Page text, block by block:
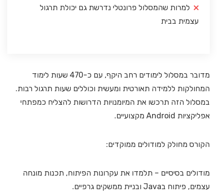
למרות שהמסלול פרונטלי נדרשת גם יכולת תרגול
עצמית בבית
מדובר במסלול לימודים רחב היקף, עם כ-470 שעות לימוד
המחולקות ללמידה תאורטית ומעשית וכוללים שעות תרגול רבות.
במסלול הזה תרכשו את המיומנויות הדרושות להצליח כמפתחי
אפליקציות Android מקצועיים.
הקורס מחולק למודולים ממוקדים:
מודולים בסיסיים – תלמדו את עקרונות הפיתוח, תכנות מונחה
עצמים, פיתוח בJava ובניית ממשקים גרפיים.